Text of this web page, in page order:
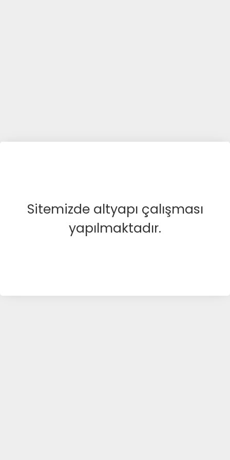
Sitemizde altyapı çalışması
yapılmaktadır.